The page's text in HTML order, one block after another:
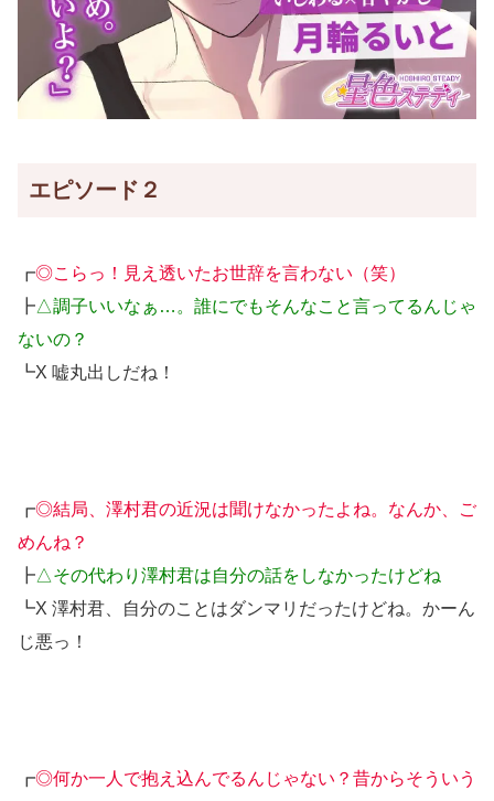
エピソード２
┏◎こらっ！見え透いたお世辞を言わない（笑）
┣△調子いいなぁ…。誰にでもそんなこと言ってるんじゃ
ないの？
┗X 嘘丸出しだね！
┏◎結局、澤村君の近況は聞けなかったよね。なんか、ご
めんね？
┣△その代わり澤村君は自分の話をしなかったけどね
┗X 澤村君、自分のことはダンマリだったけどね。かーん
じ悪っ！
┏◎何か一人で抱え込んでるんじゃない？昔からそういう